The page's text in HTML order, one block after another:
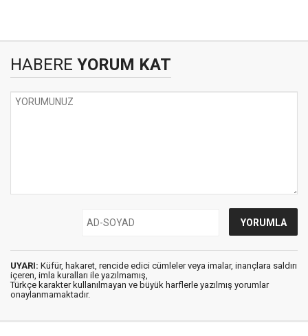
HABERE YORUM KAT
UYARI: Küfür, hakaret, rencide edici cümleler veya imalar, inançlara saldırı
içeren, imla kuralları ile yazılmamış,
Türkçe karakter kullanılmayan ve büyük harflerle yazılmış yorumlar
onaylanmamaktadır.